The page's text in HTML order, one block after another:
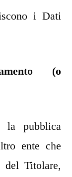
i Dati
(o
la pubblica
ente che
Titolare,